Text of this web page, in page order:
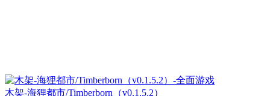
木架-海狸都市/Timberborn（v0.1.5.2）